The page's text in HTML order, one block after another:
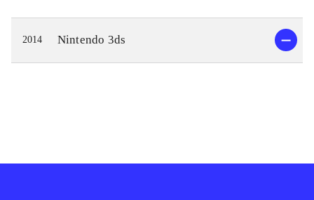
2014 Nintendo 3ds